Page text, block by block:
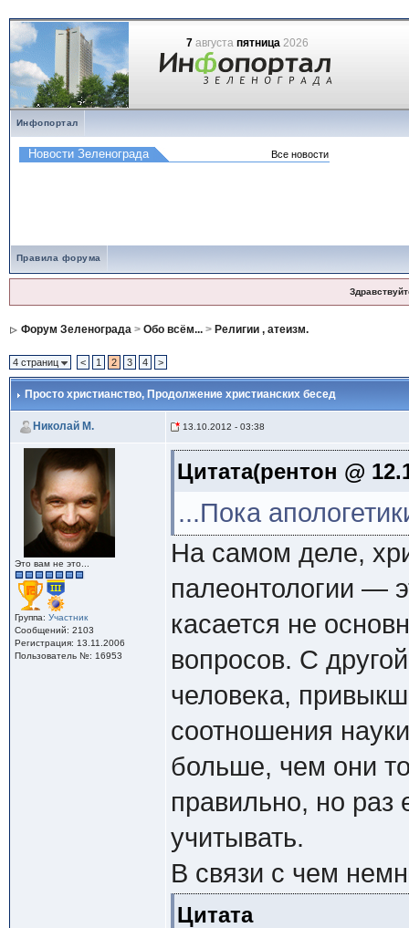
7августа пятница2026
Инфопортал
Правила форума
Форум Зеленограда> Обо всём...> Религии , атеизм.
4 страниц < 1 2 3 4 >
Просто христианство, Продолжение христианских бесед
Николай М. 13.10.2012 - 03:38
Это вам не это...
Группа: Участник
Сообщений: 2103
Регистрация: 13.11.2006
Пользователь №: 16953
Цитата(рентон @
...Пока
На самом деле,
палеонтологии —
касается не
вопросов. С
человека,
соотношения
больше, чем они
правильно, но раз
учитывать.
В связи с чем
Цитата